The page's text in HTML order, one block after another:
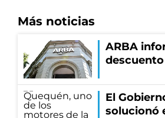
Más noticias
ARBA
El
solucionó